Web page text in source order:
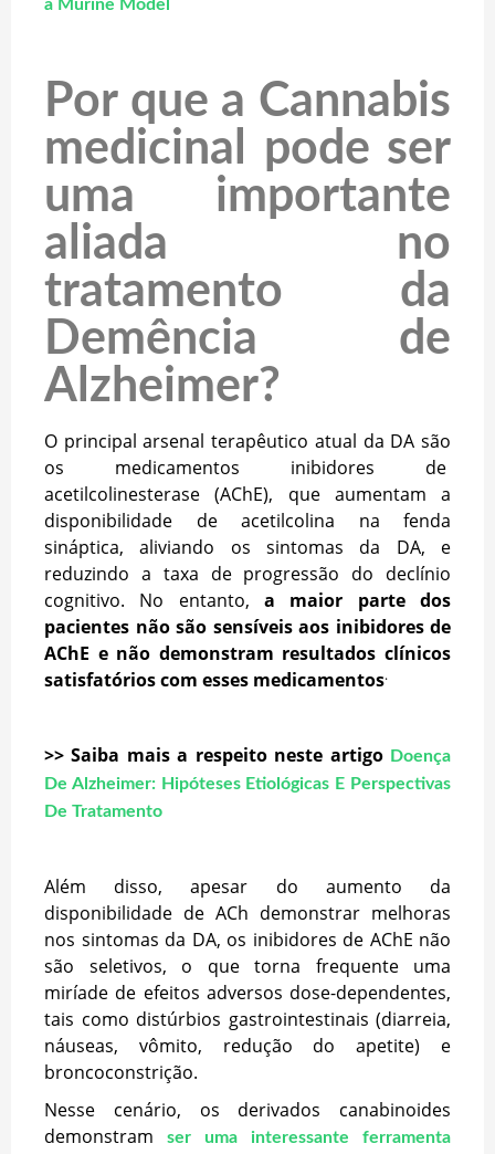
a Murine Model
Por que a Cannabis
medicinal pode ser
uma importante
aliada no
tratamento da
Demência de
Alzheimer?
O principal arsenal terapêutico atual da DA são
os medicamentos inibidores de
acetilcolinesterase (AChE), que aumentam a
disponibilidade de acetilcolina na fenda
sináptica, aliviando os sintomas da DA, e
reduzindo a taxa de progressão do declínio
cognitivo. No entanto, a maior parte dos
pacientes não são sensíveis aos inibidores de
AChE e não demonstram resultados clínicos
satisfatórios com esses medicamentos.
>> Saiba mais a respeito neste artigo Doença
De Alzheimer: Hipóteses Etiológicas E Perspectivas
De Tratamento
Além disso, apesar do aumento da
disponibilidade de ACh demonstrar melhoras
nos sintomas da DA, os inibidores de AChE não
são seletivos, o que torna frequente uma
miríade de efeitos adversos dose-dependentes,
tais como distúrbios gastrointestinais (diarreia,
náuseas, vômito, redução do apetite) e
broncoconstrição.
Nesse cenário, os derivados canabinoides
demonstram
ser uma interessante ferramenta